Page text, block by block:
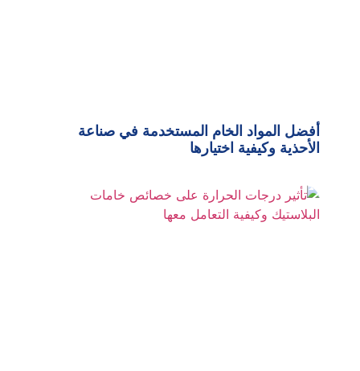
أفضل المواد الخام المستخدمة في صناعة
الأحذية وكيفية اختيارها